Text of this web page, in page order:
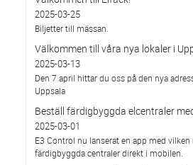
2025-03-25
Biljetter till mässan.
Välkommen till våra nya lokaler i
2025-03-13
Den 7 april hittar du oss på den nya
Uppsala
Beställ färdigbyggda elcentraler
2025-03-01
E3 Control nu lanserat en app med
färdigbyggda centraler direkt i mobilen.